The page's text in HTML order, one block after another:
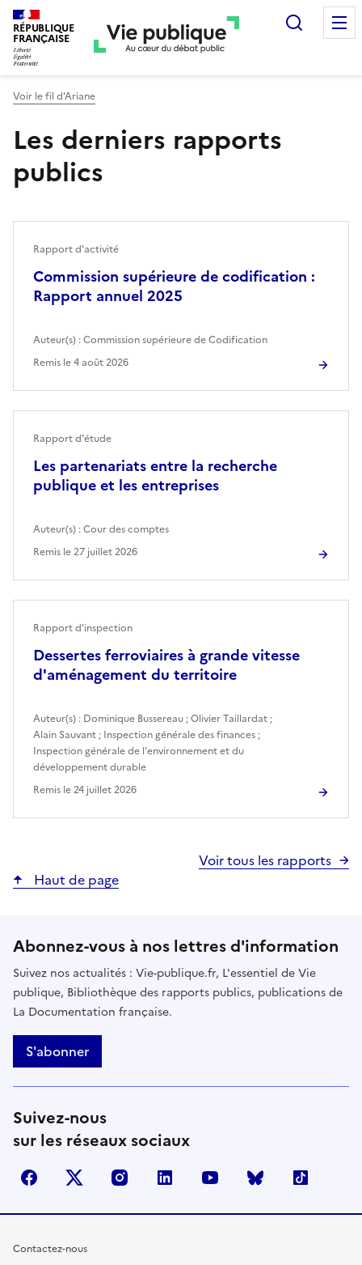
RÉPUBLIQUE
FRANÇAISE
Voir le fil d’Ariane
Les derniers rapports
publics
Commission supérieure de codification :
Rapport annuel 2025
Rapport d'activité
Auteur(s) :Commission supérieure de Codification
Remis le4 août 2026
Les partenariats entre la recherche
publique et les entreprises
Rapport d'étude
Auteur(s) :Cour des comptes
Remis le27 juillet 2026
Dessertes ferroviaires à grande vitesse
d'aménagement du territoire
Rapport d'inspection
Auteur(s) : Dominique Bussereau ;Olivier Taillardat ;
Alain Sauvant ; Inspection générale des finances ;
Inspection générale de l'environnement et du
développement durable
Remis le24 juillet 2026
Voir tous les rapports
Haut de page
Abonnez-vous à nos lettres d'information
Suivez nos actualités : Vie-publique.fr, L'essentiel de Vie
publique, Bibliothèque des rapports publics, publications de
La Documentation française.
S'abonner
Suivez-nous
sur les réseaux sociaux
facebook X (anciennement Twitter)
instagramlinkedin youtube Bluesky
Contactez-nous